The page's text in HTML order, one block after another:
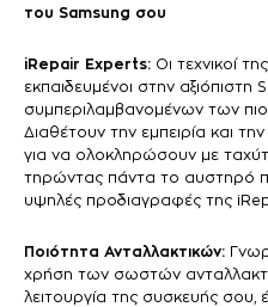
του Samsung σου
iRepair Experts: Οι τεχνικοί
εκπαιδευμένοι στην αξιόπιστη
συμπεριλαμβανομένων των
Διαθέτουν την εμπειρία και
για να ολοκληρώσουν με
τηρώντας πάντα το αυστηρό
υψηλές προδιαγραφές της
Ποιότητα Ανταλλακτικών:
χρήση των σωστών
λειτουργία της συσκευής σου,